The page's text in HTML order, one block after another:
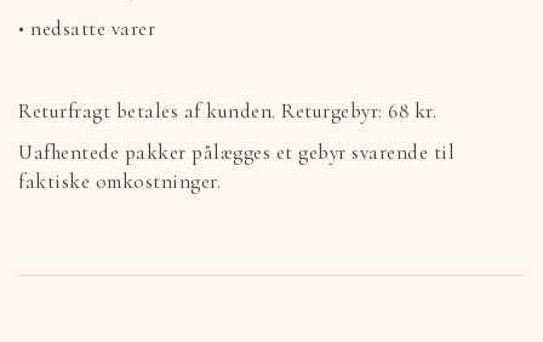
• nedsatte varer
Returfragt betales af kunden. Returgebyr: 68 kr.
Uafhentede pakker pålægges et gebyr svarende til
faktiske omkostninger.